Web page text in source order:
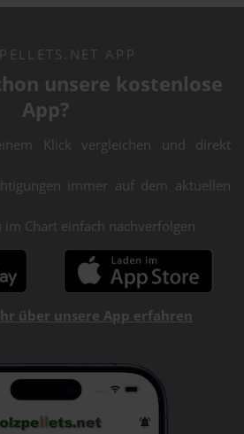
APP
unsere kostenlose
App?
Klick vergleichen und direkt
immer auf dem aktuellen
im Chart einfach nachverfolgen
über unsere App erfahren